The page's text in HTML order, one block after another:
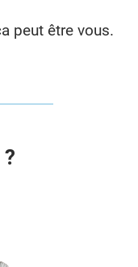
peut être vous.